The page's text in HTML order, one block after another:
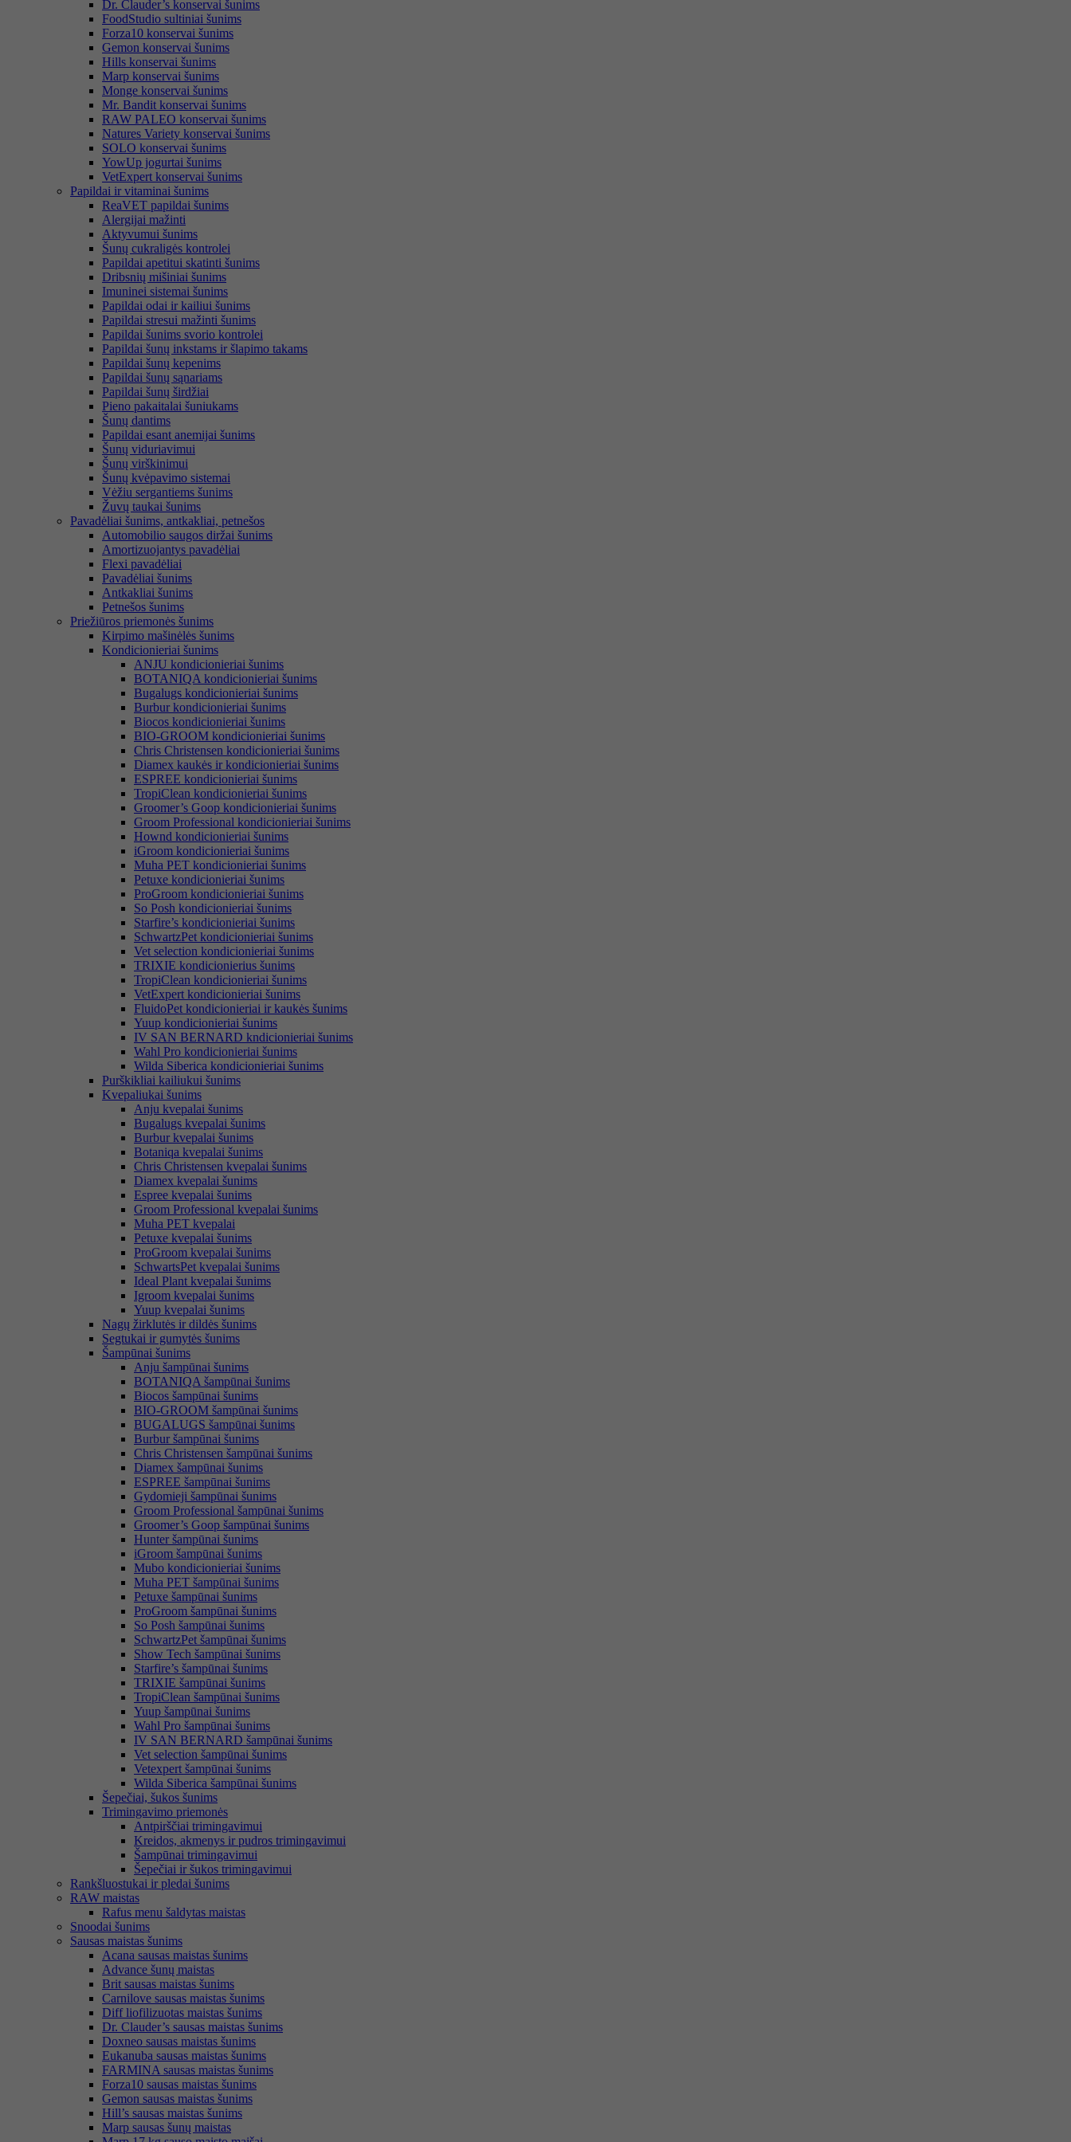
Dr. Clauder’s konservai šunims
FoodStudio sultiniai šunims
Forza10 konservai šunims
Gemon konservai šunims
Hills konservai šunims
Marp konservai šunims
Monge konservai šunims
Mr. Bandit konservai šunims
RAW PALEO konservai šunims
Natures Variety konservai šunims
SOLO konservai šunims
YowUp jogurtai šunims
VetExpert konservai šunims
Papildai ir vitaminai šunims
ReaVET papildai šunims
Alergijai mažinti
Aktyvumui šunims
Šunų cukraligės kontrolei
Papildai apetitui skatinti šunims
Dribsnių mišiniai šunims
Imuninei sistemai šunims
Papildai odai ir kailiui šunims
Papildai stresui mažinti šunims
Papildai šunims svorio kontrolei
Papildai šunų inkstams ir šlapimo takams
Papildai šunų kepenims
Papildai šunų sąnariams
Papildai šunų širdžiai
Pieno pakaitalai šuniukams
Šunų dantims
Papildai esant anemijai šunims
Šunų viduriavimui
Šunų virškinimui
Šunų kvėpavimo sistemai
Vėžiu sergantiems šunims
Žuvų taukai šunims
Pavadėliai šunims, antkakliai, petnešos
Automobilio saugos diržai šunims
Amortizuojantys pavadėliai
Flexi pavadėliai
Pavadėliai šunims
Antkakliai šunims
Petnešos šunims
Priežiūros priemonės šunims
Kirpimo mašinėlės šunims
Kondicionieriai šunims
ANJU kondicionieriai šunims
BOTANIQA kondicionieriai šunims
Bugalugs kondicionieriai šunims
Burbur kondicionieriai šunims
Biocos kondicionieriai šunims
BIO-GROOM kondicionieriai šunims
Chris Christensen kondicionieriai šunims
Diamex kaukės ir kondicionieriai šunims
ESPREE kondicionieriai šunims
TropiClean kondicionieriai šunims
Groomer’s Goop kondicionieriai šunims
Groom Professional kondicionieriai šunims
Hownd kondicionieriai šunims
iGroom kondicionieriai šunims
Muha PET kondicionieriai šunims
Petuxe kondicionieriai šunims
ProGroom kondicionieriai šunims
So Posh kondicionieriai šunims
Starfire’s kondicionieriai šunims
SchwartzPet kondicionieriai šunims
Vet selection kondicionieriai šunims
TRIXIE kondicionierius šunims
TropiClean kondicionieriai šunims
VetExpert kondicionieriai šunims
FluidoPet kondicionieriai ir kaukės šunims
Yuup kondicionieriai šunims
IV SAN BERNARD kndicionieriai šunims
Wahl Pro kondicionieriai šunims
Wilda Siberica kondicionieriai šunims
Purškikliai kailiukui šunims
Kvepaliukai šunims
Anju kvepalai šunims
Bugalugs kvepalai šunims
Burbur kvepalai šunims
Botaniqa kvepalai šunims
Chris Christensen kvepalai šunims
Diamex kvepalai šunims
Espree kvepalai šunims
Groom Professional kvepalai šunims
Muha PET kvepalai
Petuxe kvepalai šunims
ProGroom kvepalai šunims
SchwartsPet kvepalai šunims
Ideal Plant kvepalai šunims
Igroom kvepalai šunims
Yuup kvepalai šunims
Nagų žirklutės ir dildės šunims
Segtukai ir gumytės šunims
Šampūnai šunims
Anju šampūnai šunims
BOTANIQA šampūnai šunims
Biocos šampūnai šunims
BIO-GROOM šampūnai šunims
BUGALUGS šampūnai šunims
Burbur šampūnai šunims
Chris Christensen šampūnai šunims
Diamex šampūnai šunims
ESPREE šampūnai šunims
Gydomieji šampūnai šunims
Groom Professional šampūnai šunims
Groomer’s Goop šampūnai šunims
Hunter šampūnai šunims
iGroom šampūnai šunims
Mubo kondicionieriai šunims
Muha PET šampūnai šunims
Petuxe šampūnai šunims
ProGroom šampūnai šunims
So Posh šampūnai šunims
SchwartzPet šampūnai šunims
Show Tech šampūnai šunims
Starfire’s šampūnai šunims
TRIXIE šampūnai šunims
TropiClean šampūnai šunims
Yuup šampūnai šunims
Wahl Pro šampūnai šunims
IV SAN BERNARD šampūnai šunims
Vet selection šampūnai šunims
Vetexpert šampūnai šunims
Wilda Siberica šampūnai šunims
Šepečiai, šukos šunims
Trimingavimo priemonės
Antpirščiai trimingavimui
Kreidos, akmenys ir pudros trimingavimui
Šampūnai trimingavimui
Šepečiai ir šukos trimingavimui
Rankšluostukai ir pledai šunims
RAW maistas
Rafus menu šaldytas maistas
Snoodai šunims
Sausas maistas šunims
Acana sausas maistas šunims
Advance šunų maistas
Brit sausas maistas šunims
Carnilove sausas maistas šunims
Diff liofilizuotas maistas šunims
Dr. Clauder’s sausas maistas šunims
Doxneo sausas maistas šunims
Eukanuba sausas maistas šunims
FARMINA sausas maistas šunims
Forza10 sausas maistas šunims
Gemon sausas maistas šunims
Hill’s sausas maistas šunims
Marp sausas šunų maistas